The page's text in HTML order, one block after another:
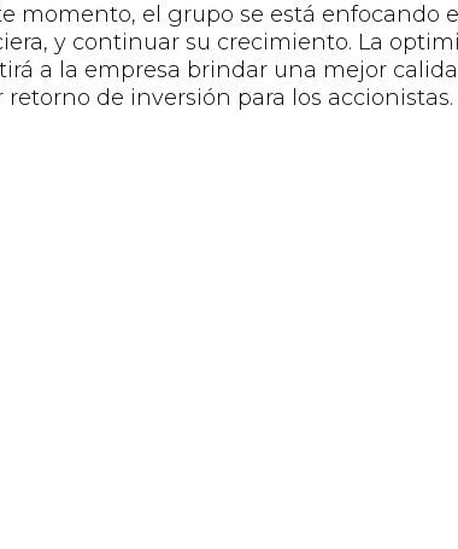
momento, el grupo se está enfocando
y continuar su crecimiento. La
a la empresa brindar una mejor
retorno de inversión para los accionistas.